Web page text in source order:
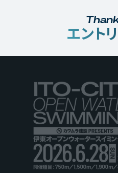
エント